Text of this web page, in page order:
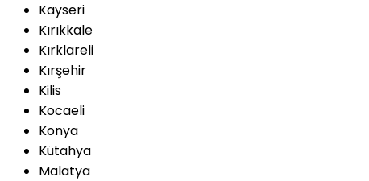
Kayseri
Kırıkkale
Kırklareli
Kırşehir
Kilis
Kocaeli
Konya
Kütahya
Malatya